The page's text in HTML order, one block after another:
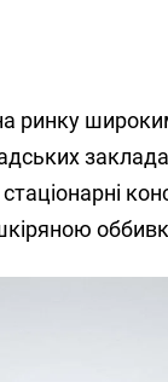
ринку